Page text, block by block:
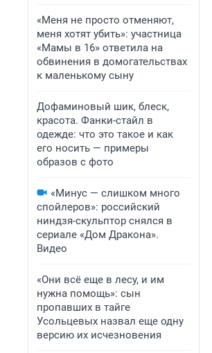
«Меня не просто отменяют,
меня хотят убить»: участница
«Мамы в 16» ответила на
обвинения в домогательствах
к маленькому сыну
Дофаминовый шик, блеск,
красота. Фанки-стайл в
одежде: что это такое и как
его носить — примеры
образов с фото
«Минус — слишком много
спойлеров»: российский
ниндзя-скульптор снялся в
сериале «Дом Дракона».
Видео
«Они всё еще в лесу, и им
нужна помощь»: сын
пропавших в тайге
Усольцевых назвал еще одну
версию их исчезновения